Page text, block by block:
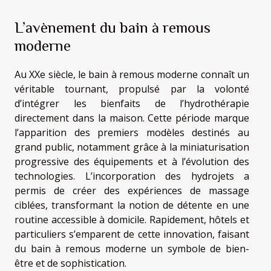
L’avènement du bain à remous
moderne
Au XXe siècle, le bain à remous moderne connaît un
véritable tournant, propulsé par la volonté
d’intégrer les bienfaits de l’hydrothérapie
directement dans la maison. Cette période marque
l’apparition des premiers modèles destinés au
grand public, notamment grâce à la miniaturisation
progressive des équipements et à l’évolution des
technologies. L’incorporation des hydrojets a
permis de créer des expériences de massage
ciblées, transformant la notion de détente en une
routine accessible à domicile. Rapidement, hôtels et
particuliers s’emparent de cette innovation, faisant
du bain à remous moderne un symbole de bien-
être et de sophistication.